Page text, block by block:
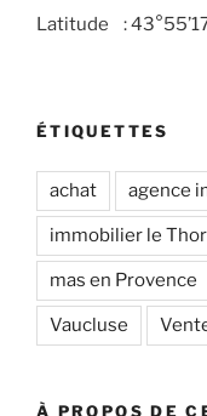
Latitude :
ÉTIQUETTES
achat agence
immobilier le Thor
mas en Provence
Vaucluse
À PROPOS DE